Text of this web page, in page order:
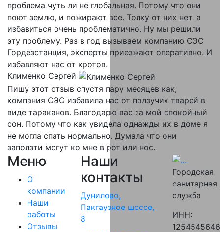
проблема чуть ли не глобальная. Потому что они
поют землю, и пожирают все. Толку от них нет, а
избавиться очень проблематично. Ну мы решили
эту проблему. Раз в год вызываем компанию СЭС
Гордезстанция, эксперты приезжают оперативно. И
избавляют нас от кротов.
Клименко Сергей
Пишу этот отзыв спустя пару месяцев как,
компания СЭС избавила нас от ползучих тварей в
виде тараканов. Благодарю вас за мой спокойный
сон. Потому что как увидела однажды их в доме я
не могла спать нормально. Думала что они
заползти могут ко мне в рот или нос.
Меню
О
компании
Наши
работы
Отзывы
Наши
контакты
Дунилово,
Пакгаузное шоссе,
8
Городская
санитарная
служба
ИНН: